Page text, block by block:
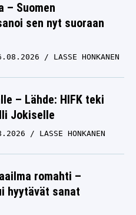
– Suomen
sen nyt suoraan
LASSE HONKANEN
– Lähde: HIFK teki
Jokiselle
LASSE HONKANEN
romahti –
hyytävät sanat